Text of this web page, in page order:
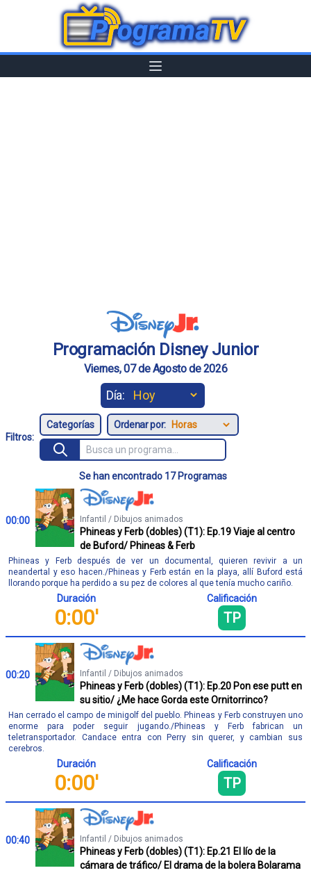
Programación Disney Junior
Viernes, 07 de Agosto de 2026
Día:
Filtros:
Ordenar por:
Se han encontrado 17 Programas
00:00 Infantil / Dibujos animados
Phineas y Ferb (dobles) (T1): Ep.19 Viaje al centro
de Buford/ Phineas & Ferb
Phineas y Ferb después de ver un documental, quieren revivir a un
neandertal y eso hacen./Phineas y Ferb están en la playa, allí Buford está
llorando porque ha perdido a su pez de colores al que tenía mucho cariño.
Duración
0:00'
Calificación
TP
00:20 Infantil / Dibujos animados
Phineas y Ferb (dobles) (T1): Ep.20 Pon ese putt en
su sitio/ ¿Me hace Gorda este Ornitorrinco?
Han cerrado el campo de minigolf del pueblo. Phineas y Ferb construyen uno
enorme para poder seguir jugando./Phineas y Ferb fabrican un
teletransportador. Candace entra con Perry sin querer, y cambian sus
cerebros.
Duración
0:00'
Calificación
TP
00:40 Infantil / Dibujos animados
Phineas y Ferb (dobles) (T1): Ep.21 El lío de la
cámara de tráfico/ El drama de la bolera Bolarama